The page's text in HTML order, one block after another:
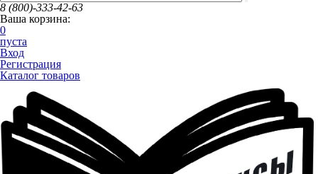
8 (800)-333-42-63
Ваша корзина:
0
пуста
Вход
Регистрация
Каталог товаров